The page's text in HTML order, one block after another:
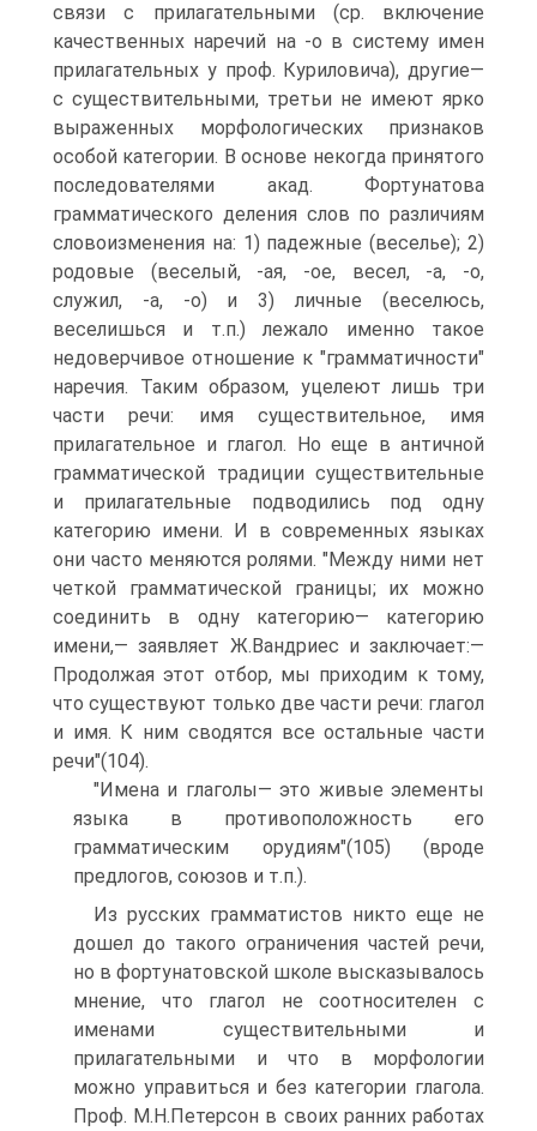
связи с прилагательными (ср. включение
качественных наречий на -о в систему имен
прилагательных у проф. Куриловича), другие—
с существительными, третьи не имеют ярко
выраженных морфологических признаков
особой категории. В основе некогда принятого
последователями акад. Фортунатова
грамматического деления слов по различиям
словоизменения на: 1) падежные (веселье); 2)
родовые (веселый, -ая, -ое, весел, -а, -о,
служил, -а, -о) и 3) личные (веселюсь,
веселишься и т.п.) лежало именно такое
недоверчивое отношение к "грамматичности"
наречия. Таким образом, уцелеют лишь три
части речи: имя существительное, имя
прилагательное и глагол. Но еще в античной
грамматической традиции существительные
и прилагательные подводились под одну
категорию имени. И в современных языках
они часто меняются ролями. "Между ними нет
четкой грамматической границы; их можно
соединить в одну категорию— категорию
имени,— заявляет Ж.Вандриес и заключает:—
Продолжая этот отбор, мы приходим к тому,
что существуют только две части речи: глагол
и имя. К ним сводятся все остальные части
речи"(104).
"Имена и глаголы— это живые элементы
языка в противоположность его
грамматическим орудиям"(105) (вроде
предлогов, союзов и т.п.).
Из русских грамматистов никто еще не
дошел до такого ограничения частей речи,
но в фортунатовской школе высказывалось
мнение, что глагол не соотносителен с
именами существительными и
прилагательными и что в морфологии
можно управиться и без категории глагола.
Проф. М.Н.Петерсон в своих ранних работах